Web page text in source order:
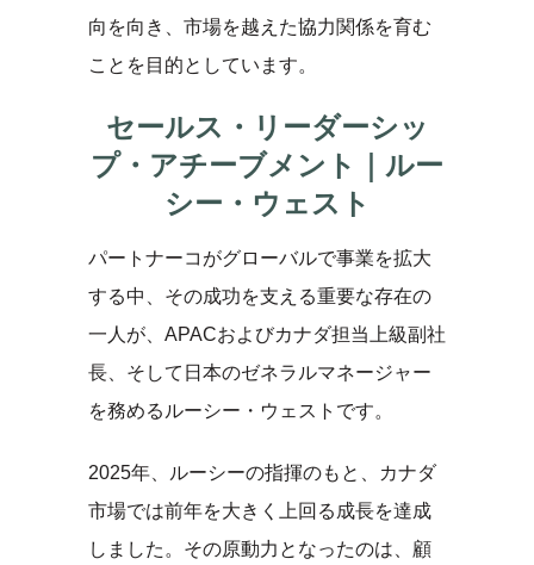
向を向き、市場を越えた協力関係を育む
ことを目的としています。
セールス・リーダーシッ
プ・アチーブメント｜ルー
シー・ウェスト
パートナーコがグローバルで事業を拡大
する中、その成功を支える重要な存在の
一人が、APACおよびカナダ担当上級副社
長、そして日本のゼネラルマネージャー
を務めるルーシー・ウェストです。
2025年、ルーシーの指揮のもと、カナダ
市場では前年を大きく上回る成長を達成
しました。その原動力となったのは、顧